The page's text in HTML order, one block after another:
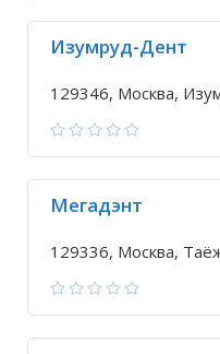
Изумруд-Дент
129346, Москва,
Мегадэнт
129336, Москва,